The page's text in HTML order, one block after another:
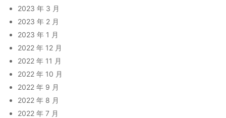
2023 年 3 月
2023 年 2 月
2023 年 1 月
2022 年 12 月
2022 年 11 月
2022 年 10 月
2022 年 9 月
2022 年 8 月
2022 年 7 月